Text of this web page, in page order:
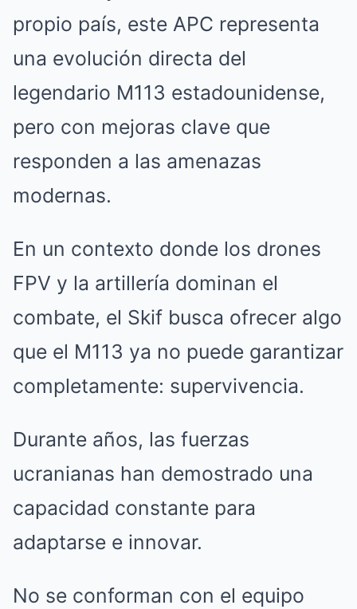
propio país, este APC representa
una evolución directa del
legendario M113 estadounidense,
pero con mejoras clave que
responden a las amenazas
modernas.
En un contexto donde los drones
FPV y la artillería dominan el
combate, el Skif busca ofrecer algo
que el M113 ya no puede garantizar
completamente: supervivencia.
Durante años, las fuerzas
ucranianas han demostrado una
capacidad constante para
adaptarse e innovar.
No se conforman con el equipo